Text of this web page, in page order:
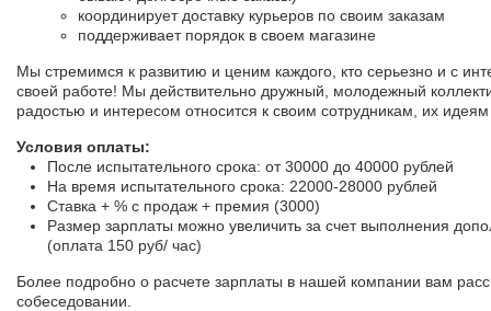
координирует доставку курьеров по своим заказам
поддерживает порядок в своем магазине
Мы стремимся к развитию и ценим каждого, кто серьезно и с
своей работе! Мы действительно дружный, молодежный
радостью и интересом относится к своим сотрудникам, их
Условия оплаты:
После испытательного срока: от 30000 до 40000 рублей
На время испытательного срока: 22000-28000 рублей
Ставка + % с продаж + премия (3000)
Размер зарплаты можно увеличить за счет выполнения
(оплата 150 руб/ час)
Более подробно о расчете зарплаты в нашей компании вам
собеседовании.